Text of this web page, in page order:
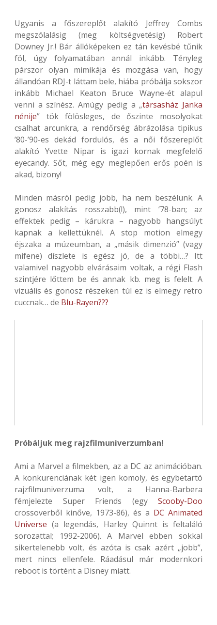
Ugyanis a főszereplőt alakító Jeffrey Combs
megszólalásig (meg költségvetésig) Robert
Downey Jr.! Bár állóképeken ez tán kevésbé tűnik
föl, úgy folyamatában annál inkább. Tényleg
párszor olyan mimikája és mozgása van, hogy
állandóan RDJ-t láttam bele, hiába próbálja sokszor
inkább Michael Keaton Bruce Wayne-ét alapul
venni a színész. Amúgy pedig a „társasház Janka
nénije” tök fölösleges, de őszinte mosolyokat
csalhat arcunkra, a rendőrség ábrázolása tipikus
’80-’90-es dekád fordulós, és a női főszereplőt
alakító Yvette Nipar is igazi kornak megfelelő
eyecandy. Sőt, még egy meglepően erős poén is
akad, bizony!
Minden másról pedig jobb, ha nem beszélünk. A
gonosz alakítás rosszabb(!), mint ’78-ban; az
effektek pedig – kárukra – nagyobb hangsúlyt
kapnak a kellettüknél. A stop motion elmegy
éjszaka a múzeumban, a „másik dimenzió” (vagy
mifene) díszlete is egész jó, de a többi…? Itt
valamivel nagyobb elvárásaim voltak, a régi Flash
szintjére lőttem be és annak kb. meg is felelt. A
vizuális és gonosz részeken túl ez is elmegy retro
cuccnak… de Blu-Rayen???
Próbáljuk meg rajzfilmuniverzumban!
Ami a Marvel a filmekben, az a DC az animációban.
A konkurenciának két igen komoly, és egybetartó
rajzfilmuniverzuma volt, a Hanna-Barbera
fémjelezte Super Friends (egy Scooby-Doo
crossoverből kinőve, 1973-86), és a DC Animated
Universe (a legendás, Harley Quinnt is feltaláló
sorozattal; 1992-2006). A Marvel ebben sokkal
sikertelenebb volt, és azóta is csak azért „jobb”,
mert nincs ellenfele. Ráadásul már modernkori
reboot is történt a Disney miatt.